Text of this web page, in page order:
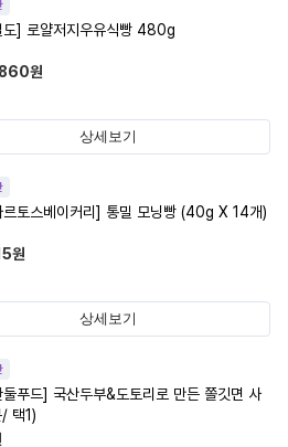
도] 로얄저지우유식빵 480g
원
상세보기
르토스베이커리] 통밀 모닝빵 (40g X 14개)
원
상세보기
둘푸드] 국산두부&도토리로 만든 쫄깃면 사
택1)